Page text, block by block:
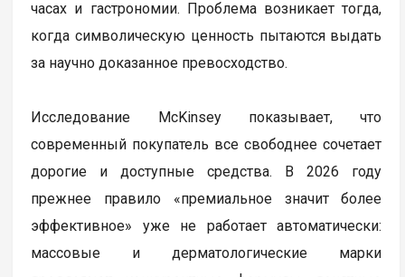
часах и гастрономии. Проблема возникает тогда,
когда символическую ценность пытаются выдать
за научно доказанное превосходство.
Исследование McKinsey показывает, что
современный покупатель все свободнее сочетает
дорогие и доступные средства. В 2026 году
прежнее правило «премиальное значит более
эффективное» уже не работает автоматически:
массовые и дерматологические марки